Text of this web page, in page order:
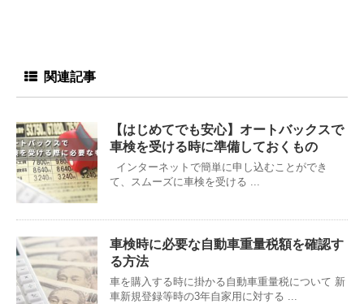
関連記事
【はじめてでも安心】オートバックスで
車検を受ける時に準備しておくもの
インターネットで簡単に申し込むことができ
て、スムーズに車検を受ける ...
車検時に必要な自動車重量税額を確認す
る方法
車を購入する時に掛かる自動車重量税について 新
車新規登録等時の3年自家用に対する ...